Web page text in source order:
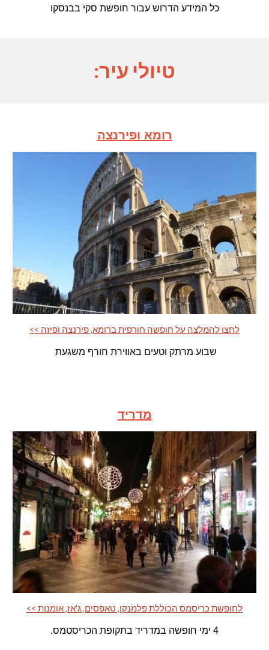
כל המידע הדרוש עבור חופשת סקי בבנסקו
טיולי עיר:
רומא ופירנצה
<< לחצו להמלצה על חופשה חורפית ברומא, פירנצה ופיזה
שבוע מרתק וטעים באווירת חורף משגעת
מדריד
<< לחופשת כריסמס הכוללת פלמנקו, טאפסים, ג'אז, אומנות
4 ימי חופשה במדריד בתקופת הכריסטמס.